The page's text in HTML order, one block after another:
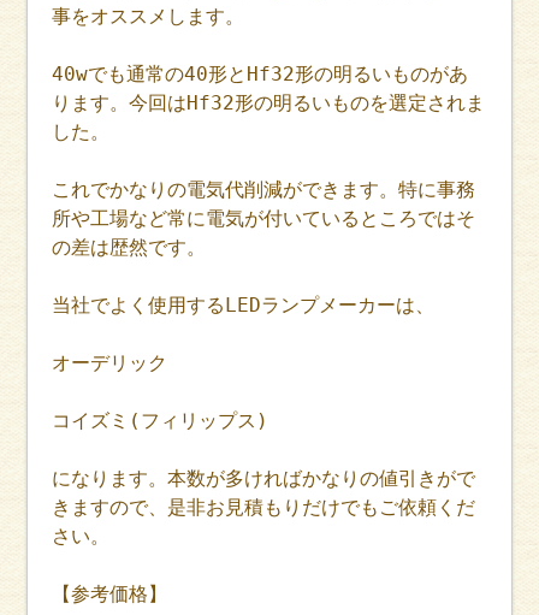
事をオススメします。
40wでも通常の40形とHf32形の明るいものがあ
ります。今回はHf32形の明るいものを選定されま
した。
これでかなりの電気代削減ができます。特に事務
所や工場など常に電気が付いているところではそ
の差は歴然です。
当社でよく使用するLEDランプメーカーは、
オーデリック
コイズミ(フィリップス)
になります。本数が多ければかなりの値引きがで
きますので、是非お見積もりだけでもご依頼くだ
さい。
【参考価格】